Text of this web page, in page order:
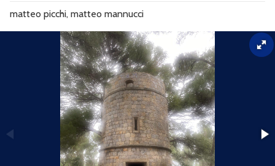
matteo picchi matteo mannucci